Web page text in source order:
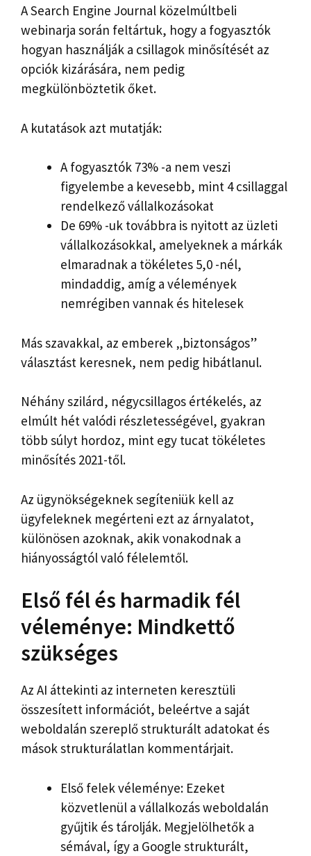
A Search Engine Journal közelmúltbeli
webinarja során feltártuk, hogy a fogyasztók
hogyan használják a csillagok minősítését az
opciók kizárására, nem pedig
megkülönböztetik őket.
A kutatások azt mutatják:
A fogyasztók 73% -a nem veszi
figyelembe a kevesebb, mint 4 csillaggal
rendelkező vállalkozásokat
De 69% -uk továbbra is nyitott az üzleti
vállalkozásokkal, amelyeknek a márkák
elmaradnak a tökéletes 5,0 -nél,
mindaddig, amíg a vélemények
nemrégiben vannak és hitelesek
Más szavakkal, az emberek „biztonságos”
választást keresnek, nem pedig hibátlanul.
Néhány szilárd, négycsillagos értékelés, az
elmúlt hét valódi részletességével, gyakran
több súlyt hordoz, mint egy tucat tökéletes
minősítés 2021-től.
Az ügynökségeknek segíteniük kell az
ügyfeleknek megérteni ezt az árnyalatot,
különösen azoknak, akik vonakodnak a
hiányosságtól való félelemtől.
Első fél és harmadik fél
véleménye: Mindkettő
szükséges
Az AI áttekinti az interneten keresztüli
összesített információt, beleértve a saját
weboldalán szereplő strukturált adatokat és
mások strukturálatlan kommentárjait.
Első felek véleménye: Ezeket
közvetlenül a vállalkozás weboldalán
gyűjtik és tárolják. Megjelölhetők a
sémával, így a Google strukturált,